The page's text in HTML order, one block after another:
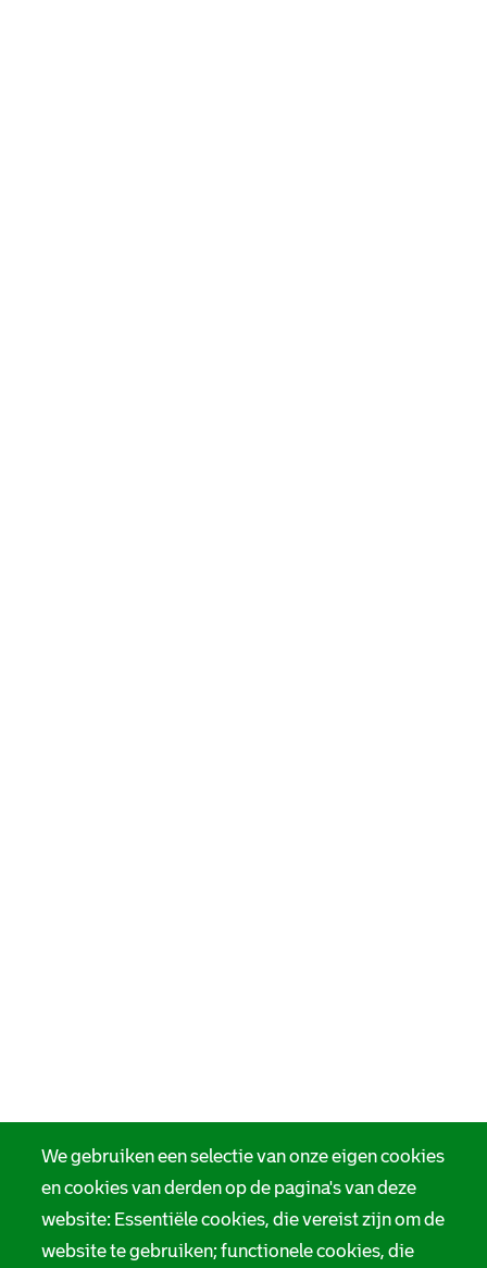
We gebruiken een selectie van onze eigen cookies
en cookies van derden op de pagina's van deze
website: Essentiële cookies, die vereist zijn om de
website te gebruiken; functionele cookies, die